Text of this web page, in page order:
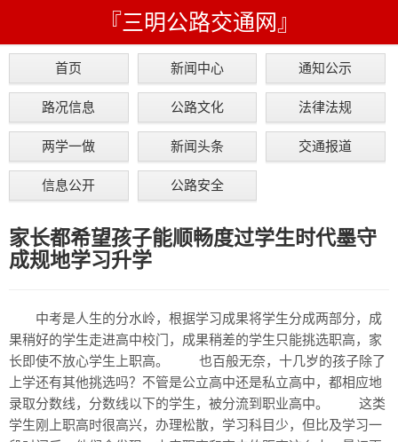
『三明公路交通网』
首页 新闻中心 通知公示
路况信息 公路文化 法律法规
两学一做 新闻头条 交通报道
信息公开 公路安全
家长都希望孩子能顺畅度过学生时代墨守
成规地学习升学
中考是人生的分水岭，根据学习成果将学生分成两部分，成
果稍好的学生走进高中校门，成果稍差的学生只能挑选职高，家
长即使不放心学生上职高。 也百般无奈，十几岁的孩子除了
上学还有其他挑选吗？不管是公立高中还是私立高中，都相应地
录取分数线，分数线以下的学生，被分流到职业高中。 这类
学生刚上职高时很高兴，办理松散，学习科目少，但比及学习一